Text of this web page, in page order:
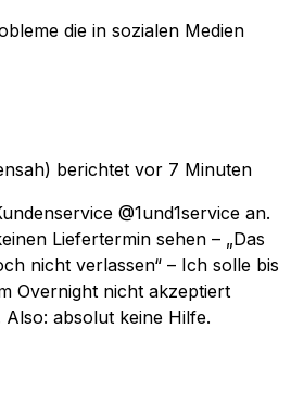
die in sozialen Medien
berichtet vor 7 Minuten
@1und1service an.
Liefertermin sehen – „Das
nicht verlassen“ – Ich solle bis
Overnight nicht akzeptiert
absolut keine Hilfe.